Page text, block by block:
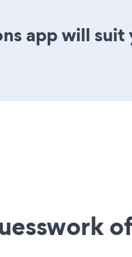
app will suit